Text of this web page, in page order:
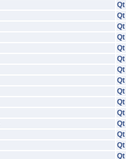
Qt
Qt
Qt
Qt
Qt
Qt
Qt
Qt
Qt
Qt
Qt
Qt
Qt
Qt
Qt